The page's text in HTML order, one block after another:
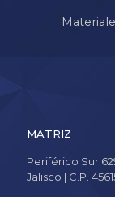
MATRIZ
Periférico Sur
Jalisco | C.P.